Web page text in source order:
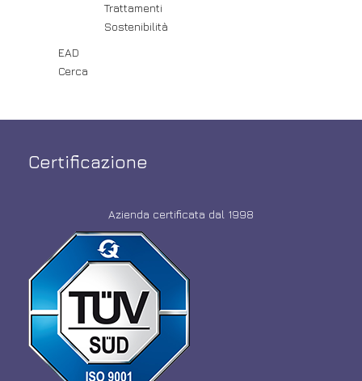
Trattamenti
Sostenibilità
EAD
Cerca
Certificazione
Azienda certificata dal 1998